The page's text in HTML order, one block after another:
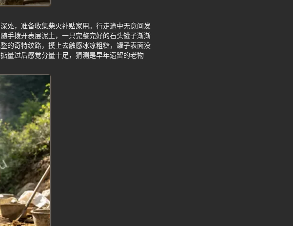
处，准备收集柴火补贴家用。行走途中无意间发
手拨开表层泥土，一只完整完好的石头罐子渐渐
的奇特纹路，摸上去触感冰凉粗糙，罐子表面没
量过后感觉分量十足，猜测是早年遗留的老物